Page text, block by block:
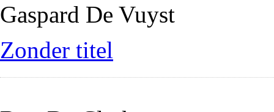
Gaspard De Vuyst
Zonder titel